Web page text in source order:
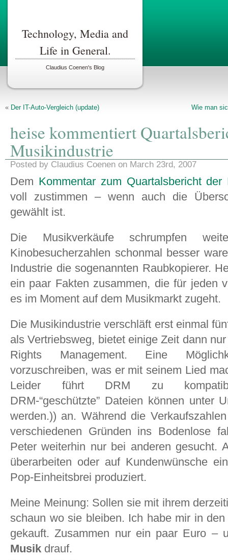
Technology, Media and
Life in General.
Claudius Coenen's Blog
« Der IT-Auto-Vergleich (update) Wie man
heise kommentiert
Musikindustrie
Posted by Claudius Coenen on March 23rd, 2007
Dem Kommentar zum Quartalsbericht der
voll zustimmen – wenn auch die
gewählt ist.
Die Musikverkäufe schrumpfen
Kinobesucherzahlen schonmal besser
Industrie die sogenannten Raubkopierer.
ein paar Fakten zusammen, die für jeden
es im Moment auf dem Musikmarkt zugeht.
Die Musikindustrie verschläft erst einmal
als Vertriebsweg, bietet einige Zeit dann
Rights Management. Eine
vorzuschreiben, was er mit seinem Lied
Leider führt DRM zu
DRM-“geschützte” Dateien können unter
werden.)) an. Während die
verschiedenen Gründen ins Bodenlose
Peter weiterhin nur bei anderen gesucht.
überarbeiten oder auf Kundenwünsche
Pop-Einheitsbrei produziert.
Meine Meinung: Sollen sie mit ihrem
schaun wo sie bleiben. Ich habe mir in
gekauft. Zusammen nur ein paar Euro –
Musik drauf.